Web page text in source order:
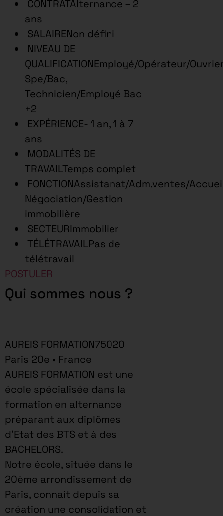
CONTRATAlternance – 2
ans
SALAIRENon défini
NIVEAU DE
QUALIFICATIONEmployé/Opérateur/
Spe/Bac,
Technicien/Employé Bac
+2
EXPÉRIENCE- 1 an, 1 à 7
ans
MODALITÉS DE
TRAVAILTemps complet
FONCTIONAssistanat/Adm.ventes/
Négociation/Gestion
immobilière
SECTEURImmobilier
TÉLÉTRAVAILPas de
télétravail
POSTULER
Qui sommes nous ?
AUREIS FORMATION75020
Paris 20e • France
AUREIS FORMATION est une
école spécialisée dans la
formation en alternance
préparant aux diplômes
d’Etat des BTS et à des
BACHELORS.
Notre école, située dans le
20ème arrondissement de
Paris, connait depuis sa
création une consolidation et